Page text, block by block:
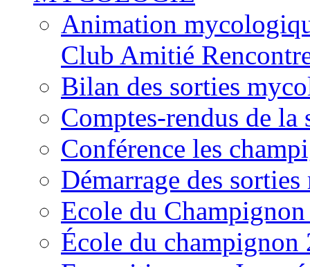
Animation
Club Amitié
Bilan des sorties
Comptes-rendus de
Conférence les
Démarrage des
Ecole du
École du champignon